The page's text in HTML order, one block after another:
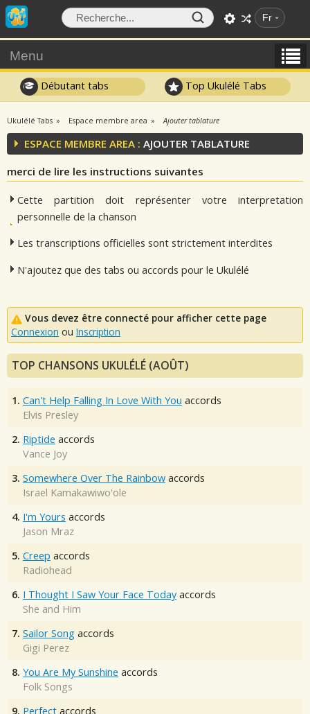
Fr
Menu
Débutant tabs Top Ukulélé Tabs
Ukulélé Tabs Espace membre area Ajouter tablature
ESPACE MEMBRE AREA : AJOUTER TABLATURE
merci de lire les instructions suivantes
Cette partition doit représenter votre interpretation
personnelle de la chanson
Les transcriptions officielles sont strictement interdites
N'ajoutez que des tabs ou accords pour le Ukulélé
Vous devez être connecté pour afficher cette page
Connexion ou Inscription
TOP CHANSONS UKULÉLÉ (AOÛT)
1. Can't Help Falling In Love With You accords
Elvis Presley
2. Riptide accords
Vance Joy
3. Somewhere Over The Rainbow accords
Israel Kamakawiwo'ole
4. I'm Yours accords
Jason Mraz
5. Creep accords
Radiohead
6. I Thought I Saw Your Face Today accords
She and Him
7. Sailor Song accords
Gigi Perez
8. You Are My Sunshine accords
Folk Songs
9. Perfect accords